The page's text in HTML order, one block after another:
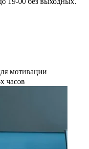
мотивации
часов